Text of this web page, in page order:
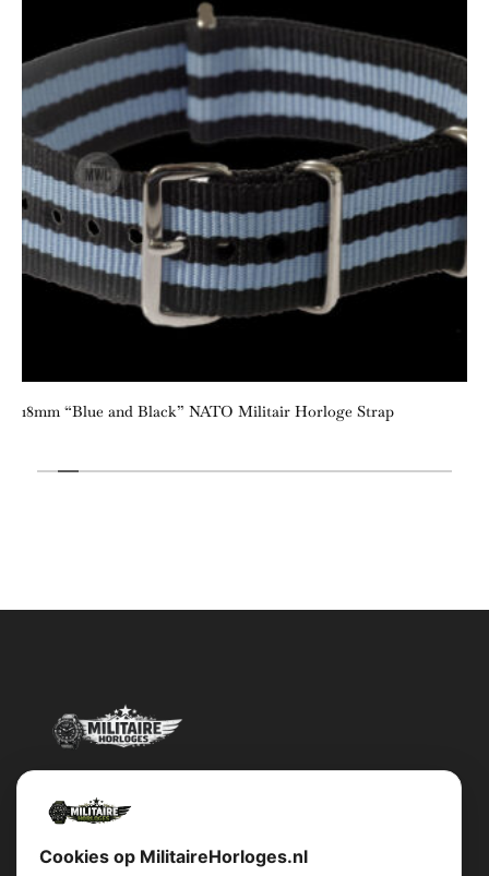
18mm “Blue and Black” NATO Militair Horloge Strap
Militairehorloges.nl is de exclusieve importeur en distributeur van
Cookies op MilitaireHorloges.nl